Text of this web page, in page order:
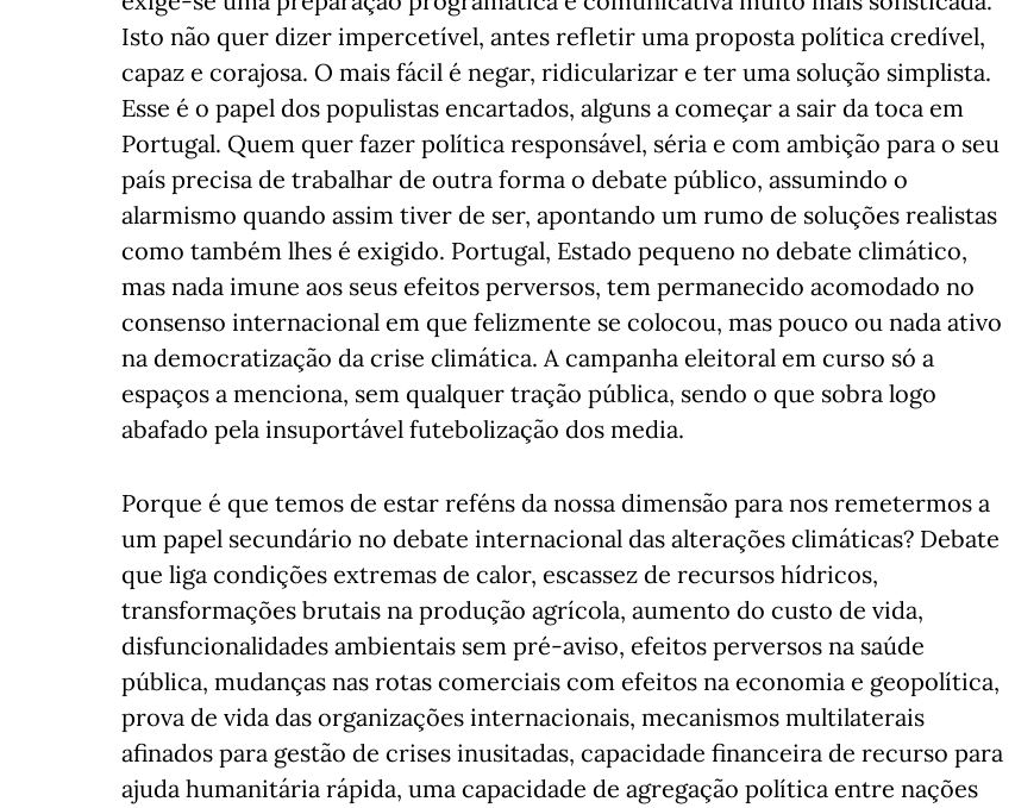
Isto não quer dizer impercetível, antes refletir uma proposta política credível,
capaz e corajosa. O mais fácil é negar, ridicularizar e ter uma solução simplista.
Esse é o papel dos populistas encartados, alguns a começar a sair da toca em
Portugal. Quem quer fazer política responsável, séria e com ambição para o seu
país precisa de trabalhar de outra forma o debate público, assumindo o
alarmismo quando assim tiver de ser, apontando um rumo de soluções realistas
como também lhes é exigido. Portugal, Estado pequeno no debate climático,
mas nada imune aos seus efeitos perversos, tem permanecido acomodado no
consenso internacional em que felizmente se colocou, mas pouco ou nada ativo
na democratização da crise climática. A campanha eleitoral em curso só a
espaços a menciona, sem qualquer tração pública, sendo o que sobra logo
abafado pela insuportável futebolização dos media.
Porque é que temos de estar reféns da nossa dimensão para nos remetermos a
um papel secundário no debate internacional das alterações climáticas? Debate
que liga condições extremas de calor, escassez de recursos hídricos,
transformações brutais na produção agrícola, aumento do custo de vida,
disfuncionalidades ambientais sem pré-aviso, efeitos perversos na saúde
pública, mudanças nas rotas comerciais com efeitos na economia e geopolítica,
prova de vida das organizações internacionais, mecanismos multilaterais
afinados para gestão de crises inusitadas, capacidade financeira de recurso para
ajuda humanitária rápida, uma capacidade de agregação política entre nações